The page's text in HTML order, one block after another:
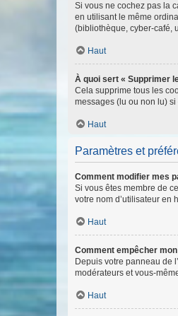
Si vous ne cochez pas la
en utilisant le même
(bibliothèque, cyber-café,
Haut
À quoi sert « Supprimer
Cela supprime tous les
messages (lu ou non lu)
Haut
Paramètres et
Comment modifier mes
Si vous êtes membre de
votre nom d’utilisateur en
Haut
Comment empêcher
Depuis votre panneau de
modérateurs et vous-
Haut